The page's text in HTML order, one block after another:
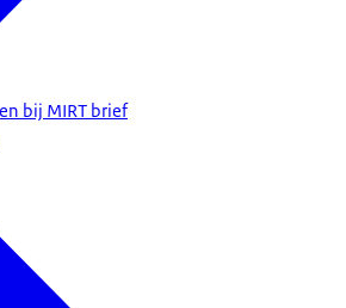
bij MIRT brief